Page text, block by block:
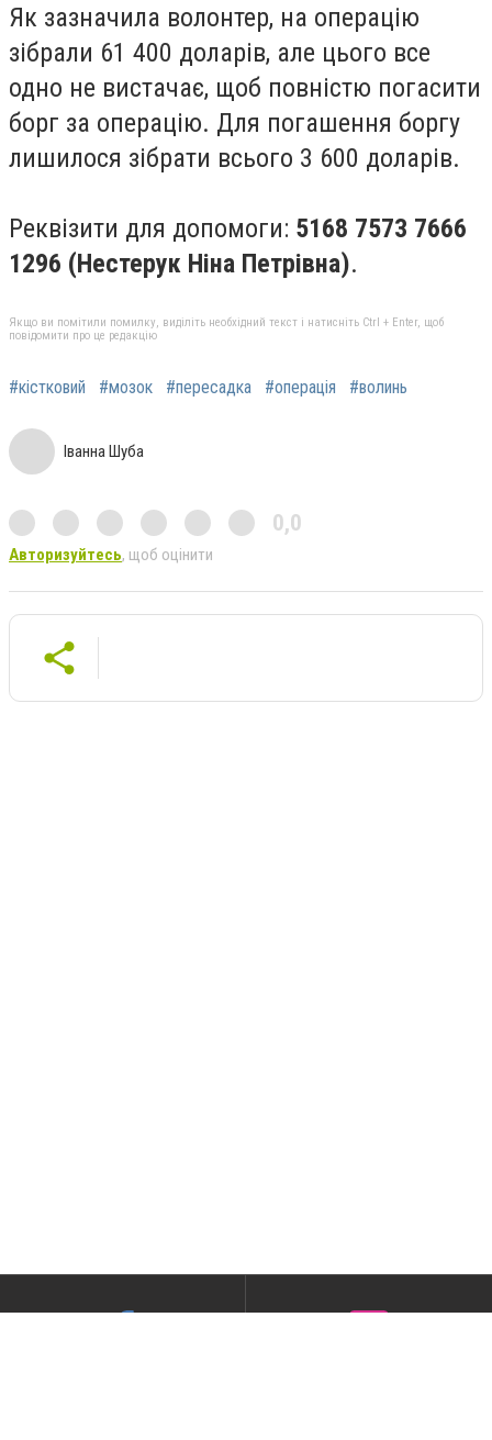
Як зазначила волонтер, на операцію
зібрали 61 400 доларів, але цього все
одно не вистачає, щоб повністю погасити
борг за операцію. Для погашення боргу
лишилося зібрати всього 3 600 доларів.
Реквізити для допомоги: 5168 7573 7666
1296 (Нестерук Ніна Петрівна).
Якщо ви помітили помилку, виділіть необхідний текст і натисніть Ctrl + Enter, щоб
повідомити про це редакцію
#кістковий #мозок #пересадка #операція #волинь
Іванна Шуба
0,0
Авторизуйтесь, щоб оцінити